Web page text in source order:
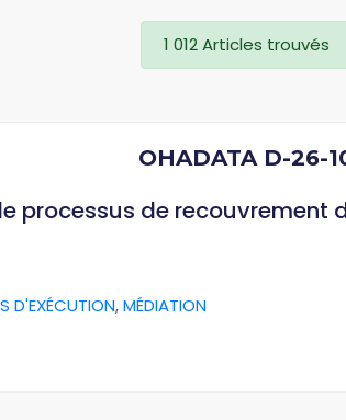
1 012 Articles trouvés
OHADATA D-26-
processus de recouvrement
D'EXÉCUTION,MÉDIATION